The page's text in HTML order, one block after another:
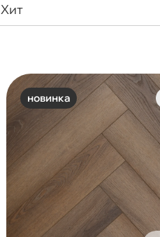
Хит
новинка